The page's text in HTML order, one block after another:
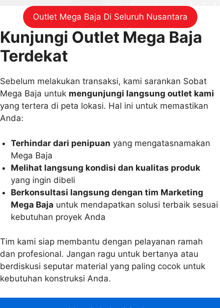
Outlet Mega Baja Di Seluruh Nusantara
Kunjungi Outlet Mega Baja
Terdekat
Sebelum melakukan transaksi, kami sarankan Sobat
Mega Baja untuk mengunjungi langsung outlet kami
yang tertera di peta lokasi. Hal ini untuk memastikan
Anda:
Terhindar dari penipuan yang mengatasnamakan
Mega Baja
Melihat langsung kondisi dan kualitas produk
yang ingin dibeli
Berkonsultasi langsung dengan tim Marketing
Mega Baja untuk mendapatkan solusi terbaik sesuai
kebutuhan proyek Anda
Tim kami siap membantu dengan pelayanan ramah
dan profesional. Jangan ragu untuk bertanya atau
berdiskusi seputar material yang paling cocok untuk
kebutuhan konstruksi Anda.